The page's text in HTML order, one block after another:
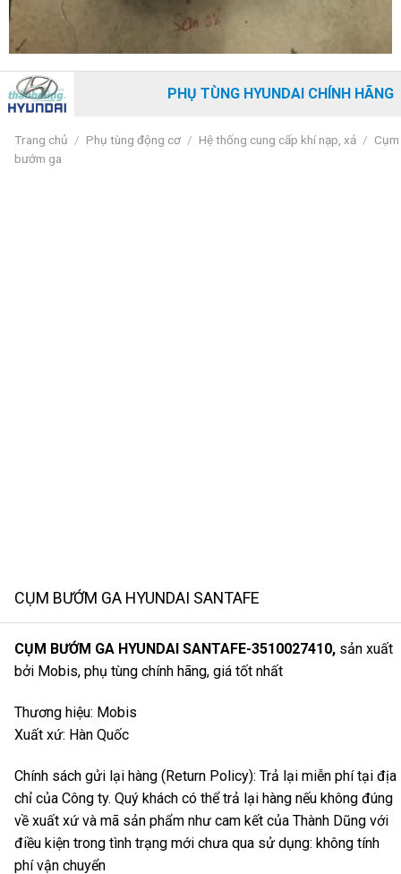
PHỤ TÙNG HYUNDAI CHÍNH HÃNG
Trang chủ / Phụ tùng động cơ / Hệ thống cung cấp khí nạp, xả / Cụm
bướm ga
CỤM BƯỚM GA HYUNDAI SANTAFE
CỤM BƯỚM GA HYUNDAI SANTAFE-3510027410, sản xuất
bởi Mobis, phụ tùng chính hãng, giá tốt nhất
Thương hiệu: Mobis
Xuất xứ: Hàn Quốc
Chính sách gửi lại hàng (Return Policy): Trả lại miễn phí tại địa
chỉ của Công ty. Quý khách có thể trả lại hàng nếu không đúng
về xuất xứ và mã sản phẩm như cam kết của Thành Dũng với
điều kiện trong tình trạng mới chưa qua sử dụng: không tính
phí vận chuyển